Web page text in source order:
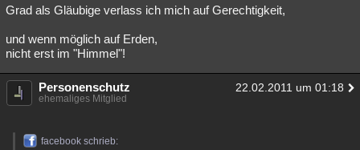
Grad als Gläubige verlass ich mich auf Gerechtigkeit,
und wenn möglich auf Erden,
nicht erst im "Himmel"!
Personenschutz 22.02.2011 um 01:18
ehemaliges Mitglied
facebook schrieb: